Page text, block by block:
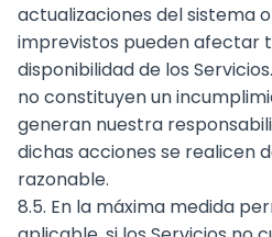
actualizaciones del sistema
imprevistos pueden afectar
disponibilidad de los
no constituyen un
generan nuestra
dichas acciones se realicen
razonable.
8.5. En la máxima medida